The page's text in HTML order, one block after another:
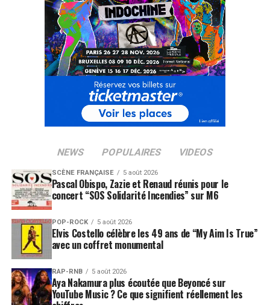
NEWS POPULAIRES VIDEOS
SCÈNE FRANÇAISE 5 août 2026
Pascal Obispo, Zazie et Renaud réunis pour le
concert “SOS Solidarité Incendies” sur M6
POP-ROCK 5 août 2026
Elvis Costello célèbre les 49 ans de “My Aim Is True”
avec un coffret monumental
RAP-RNB 5 août 2026
Aya Nakamura plus écoutée que Beyoncé sur
YouTube Music ? Ce que signifient réellement les